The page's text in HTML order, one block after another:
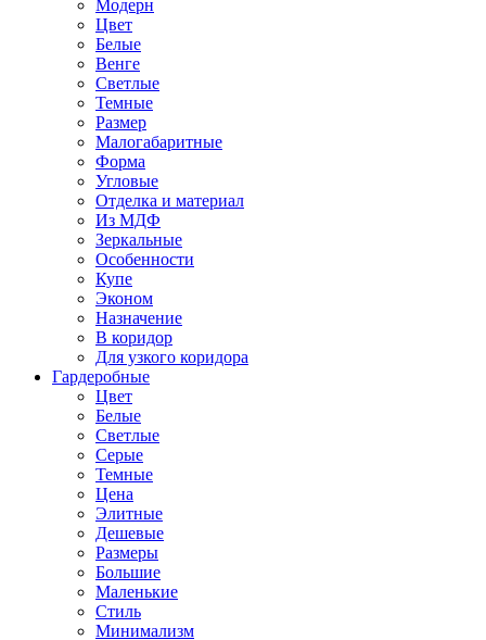
Модерн
Цвет
Белые
Венге
Светлые
Темные
Размер
Малогабаритные
Форма
Угловые
Отделка и материал
Из МДФ
Зеркальные
Особенности
Купе
Эконом
Назначение
В коридор
Для узкого коридора
Гардеробные
Цвет
Белые
Светлые
Серые
Темные
Цена
Элитные
Дешевые
Размеры
Большие
Маленькие
Стиль
Минимализм